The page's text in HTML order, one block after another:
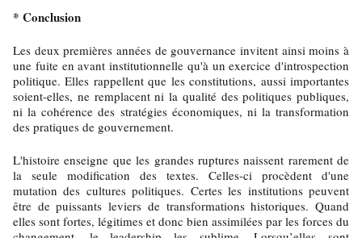
* Conclusion
Les deux premières années de gouvernance invitent ainsi moins à
une fuite en avant institutionnelle qu'à un exercice d'introspection
politique. Elles rappellent que les constitutions, aussi importantes
soient-elles, ne remplacent ni la qualité des politiques publiques,
ni la cohérence des stratégies économiques, ni la transformation
des pratiques de gouvernement.
L'histoire enseigne que les grandes ruptures naissent rarement de
la seule modification des textes. Celles-ci procèdent d'une
mutation des cultures politiques. Certes les institutions peuvent
être de puissants leviers de transformations historiques. Quand
elles sont fortes, légitimes et donc bien assimilées par les forces du